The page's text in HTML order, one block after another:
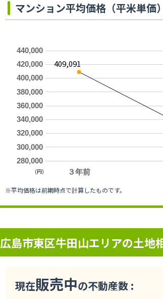
マンション平均価格（平米単価
３年前
280,000
300,000
320,000
340,000
360,000
380,000
400,000
420,000
440,000
409,091
(円)
※平均価格は前期時点で計算したものです。
広島市東区牛田山エリアの土地
現在販売中の不動産数 :